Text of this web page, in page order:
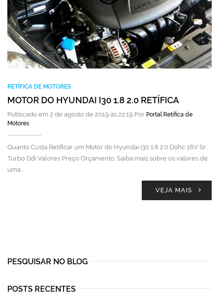
RETÍFICA DE MOTORES
MOTOR DO HYUNDAI I30 1.8 2.0 RETÍFICA
Publicado em 2 de agosto de 2019 às 22:19 Por Portal Retífica de
Motores
Quanto Custa Retificar um Motor do Hyundai I30 1.8 2.0 Dohc 16V Sr
Turbo Gdi Valores Preço Orçamento. Saiba mais sobre os valores de
uma…
VEJA MAIS
PESQUISAR NO BLOG
POSTS RECENTES